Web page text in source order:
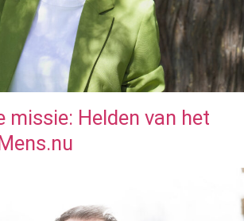
missie: Helden van het